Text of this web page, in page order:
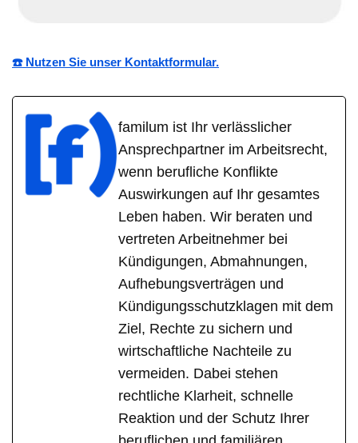
☎️ Nutzen Sie unser Kontaktformular.
familum ist Ihr verlässlicher
Ansprechpartner im Arbeitsrecht,
wenn berufliche Konflikte
Auswirkungen auf Ihr gesamtes
Leben haben. Wir beraten und
vertreten Arbeitnehmer bei
Kündigungen, Abmahnungen,
Aufhebungsverträgen und
Kündigungsschutzklagen mit dem
Ziel, Rechte zu sichern und
wirtschaftliche Nachteile zu
vermeiden. Dabei stehen
rechtliche Klarheit, schnelle
Reaktion und der Schutz Ihrer